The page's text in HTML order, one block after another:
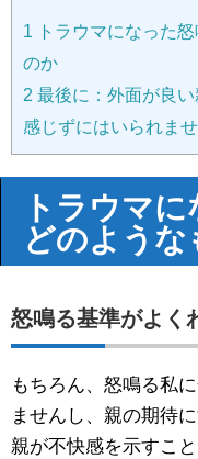
1 トラウマになった
のか
2 最後に：外面が良
感じずにはいられま
トラウマ
どのよう
怒鳴る基準がよく
もちろん、怒鳴る私
ませんし、親の期待
親が不快感を示すこ